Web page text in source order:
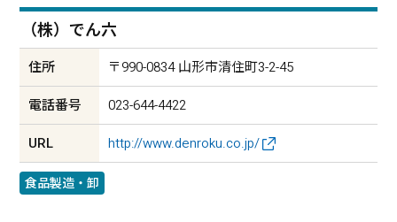
（株）でん六
住所 〒990-0834 山形市清住町3-2-45
電話番号 023-644-4422
URL http://www.denroku.co.jp/
食品製造・卸